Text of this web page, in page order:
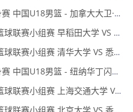
2026年08月04日国青男篮热身赛 中国U18男篮 - 加拿大大卫·安篮球学院 全场录像
2026年08月04日 亚洲大学生篮球联赛小组赛 早稻田大学 VS 清华大学 全场录像
2026年08月02日 亚洲大学生篮球联赛小组赛 清华大学 VS 悉尼大学 全场录像
2026年08月02日国青男篮热身赛 中国U18男篮 - 纽纳华丁闪电队 全场录像
2026年08月02日 亚洲大学生篮球联赛小组赛 上海交通大学 VS 蒙古国立大学 全场录像